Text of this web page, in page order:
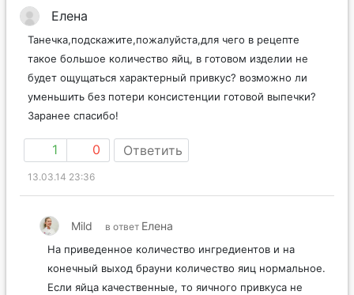
Елена
Танечка,подскажите,пожалуйста,для чего в рецепте
такое большое количество яйц, в готовом изделии не
будет ощущаться характерный привкус? возможно ли
уменьшить без потери консистенции готовой выпечки?
Заранее спасибо!
1 0 Ответить
13.03.14 23:36
Mild в ответ Елена
На приведенное количество ингредиентов и на
конечный выход брауни количество яиц нормальное.
Если яйца качественные, то яичного привкуса не